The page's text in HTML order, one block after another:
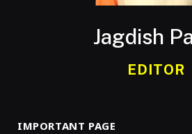
Jagdish
EDITOR
IMPORTANT PAGE